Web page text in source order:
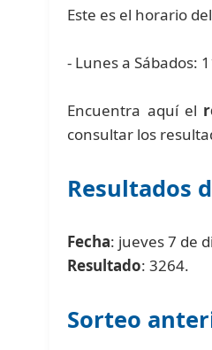
Este es el horario
- Lunes a Sábados:
Encuentra aquí el
consultar los
Resultados
Fecha: jueves 7 de
Resultado: 3264.
Sorteo